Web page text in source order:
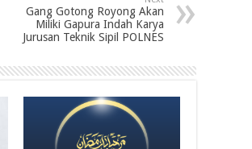
Gang Gotong Royong Akan
Miliki Gapura Indah Karya
Jurusan Teknik Sipil POLNES